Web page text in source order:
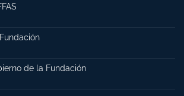
de la Fundación